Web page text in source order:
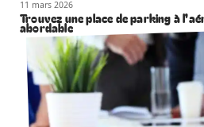
11 mars 2026
Trouvez une place de parking à
abordable